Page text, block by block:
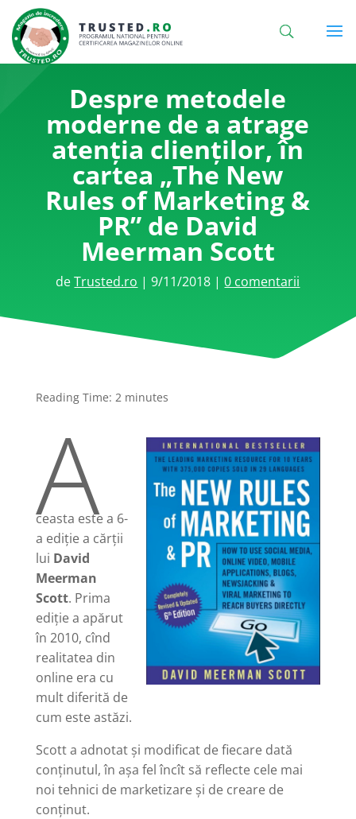
Despre metodele
moderne de a atrage
atenția clienților, în
cartea „The New
Rules of Marketing &
PR” de David
Meerman Scott
deTrusted.ro |9/11/2018 |0 comentarii
Reading Time: 2 minutes
A
ceasta este a 6-
a ediție a cărții
lui David
Meerman
Scott. Prima
ediție a apărut
în 2010, cînd
realitatea din
online era cu
mult diferită de
cum este astăzi.
Scott a adnotat și modificat de fiecare dată
conținutul, în așa fel încît să reflecte cele mai
noi tehnici de marketizare și de creare de
conținut.